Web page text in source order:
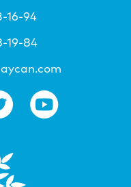
16-94
19-84